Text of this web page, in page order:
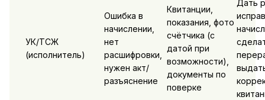
УК/ТСЖ
(исполнитель)
Ошибка в
начислении,
нет
расшифровки,
нужен акт/
разъяснение
Квитанции,
показания, фото
счётчика (с
датой при
возможности),
документы по
поверке
Дать